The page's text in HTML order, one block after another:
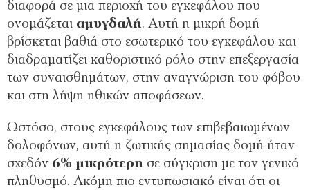
διαφορά σε μια περιοχή του εγκεφάλου που
ονομάζεται αμυγδαλή. Αυτή η μικρή δομή
βρίσκεται βαθιά στο εσωτερικό του εγκεφάλου και
διαδραματίζει καθοριστικό ρόλο στην επεξεργασία
των συναισθημάτων, στην αναγνώριση του φόβου
και στη λήψη ηθικών αποφάσεων.
Ωστόσο, στους εγκεφάλους των επιβεβαιωμένων
δολοφόνων, αυτή η ζωτικής σημασίας δομή ήταν
σχεδόν 6% μικρότερη σε σύγκριση με τον γενικό
πληθυσμό. Ακόμη πιο εντυπωσιακό είναι ότι οι